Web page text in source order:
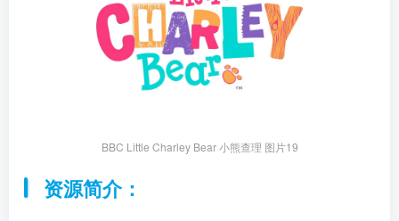
BBC Little Charley Bear 小熊查理 图片19
资源简介：